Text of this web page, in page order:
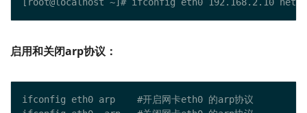
启用和关闭arp协议：